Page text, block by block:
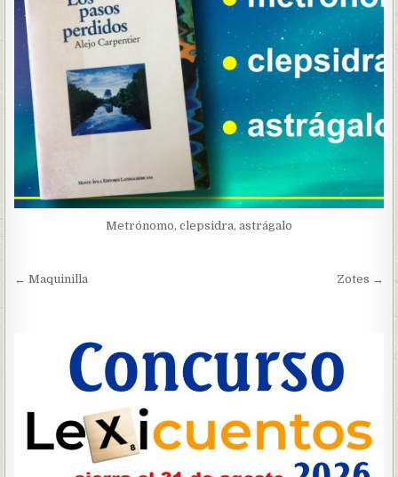
Metrónomo, clepsidra, astrágalo
Navegación
← Maquinilla Zotes →